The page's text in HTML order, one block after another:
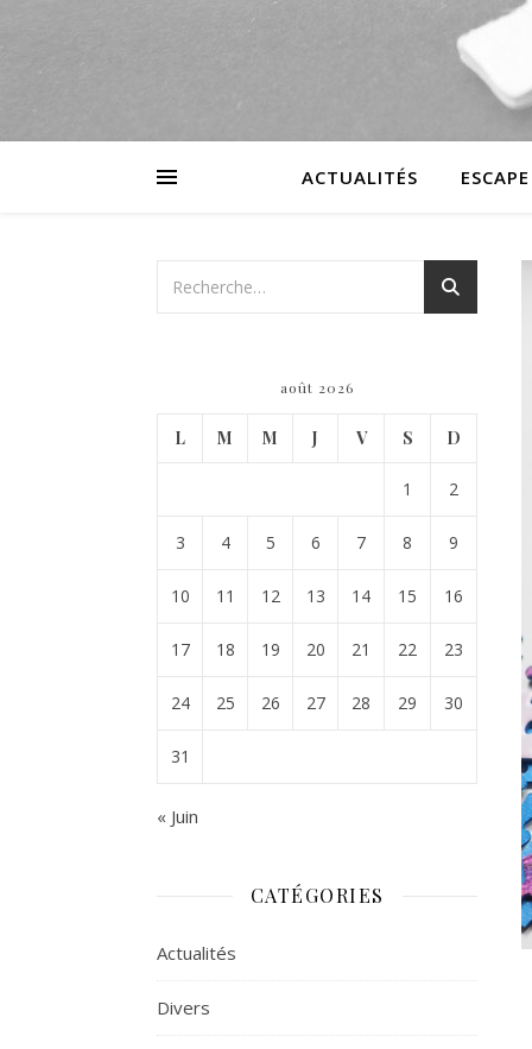
ACTUALITÉS
août 2026
L M M J V S D
1 2
3 4 5 6 7 8 9
10 11 12 13 14 15 16
17 18 19 20 21 22 23
24 25 26 27 28 29 30
31
« Juin
CATÉGORIES
Actualités
Divers